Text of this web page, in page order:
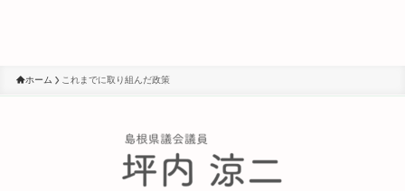
ホーム これまでに取り組んだ政策